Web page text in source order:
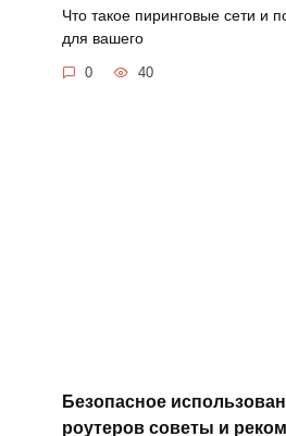
Что такое пиринговые сети и
для вашего
0 40
Безопасное
роутеров советы и